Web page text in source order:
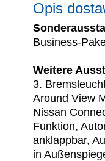
Opis
Business-
Weitere
3.
Around View
Nissan
Funktion,
anklappbar,
in